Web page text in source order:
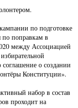
по подготовке
по поправкам в
между Ассоциацией
о создании
Конституции».
набор в состав
проходит на